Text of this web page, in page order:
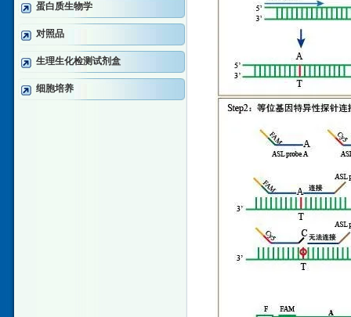
蛋白质生物学
对照品
生理生化检测试剂盒
细胞培养